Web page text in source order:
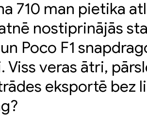
710 man pietika
nostiprinājās
Poco F1
Viss veras ātri,
eksportē bez